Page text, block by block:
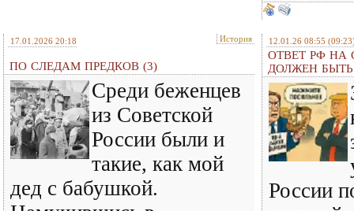
17.01.2026 20:18 История
ПО СЛЕДАМ ПРЕДКОВ (3)
Среди беженцев
из Советской
России были и
такие, как мой
дед с бабушкой.
12.01.26 08:55
ОТВЕТ РФ НА
ДОЛЖЕН
России